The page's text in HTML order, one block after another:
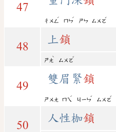
47
ㄔㄨㄥ
ˊ
ㄇㄣ
ˊ
ㄕㄣ ㄙㄨㄛ
ˇ
48
上鎖
ㄕㄤ
ˋ
ㄙㄨㄛ
ˇ
49
雙眉緊鎖
ㄕㄨㄤ ㄇㄟ
ˊ
ㄐㄧㄣ
ˇ
ㄙㄨㄛ
ˇ
50
人性枷鎖